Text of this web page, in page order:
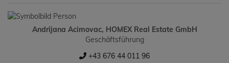
Andrijana Acimovac, HOMEX Real Estate GmbH
Geschäftsführung
+43 676 44 011 96